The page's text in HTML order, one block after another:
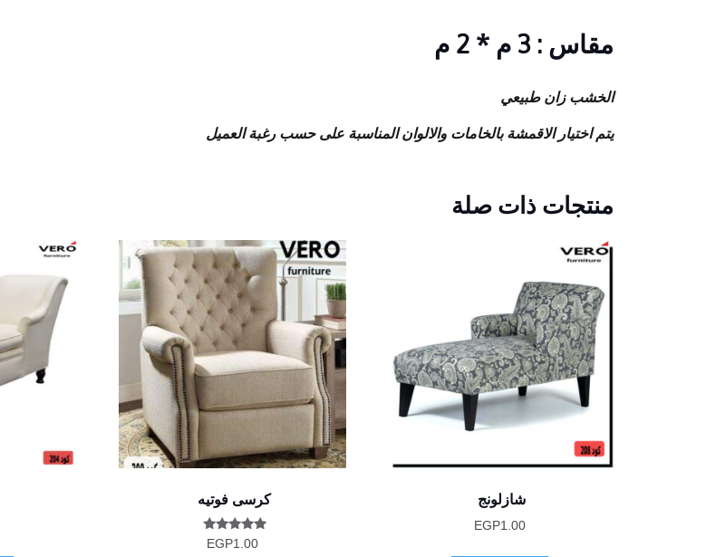
مقاس : 3 م * 2 م
الخشب زان طبيعي
يتم اختيار الاقمشة بالخامات والالوان المناسبة على حسب رغبة العميل
منتجات ذات صلة
شازلونج
EGP1.00
كرسى فوتيه
تم التقييم
EGP1.00